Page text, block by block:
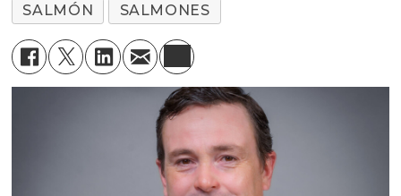
SALMÓN SALMONES